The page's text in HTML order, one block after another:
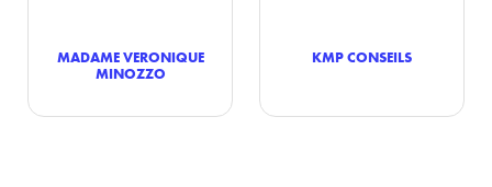
MADAME VERONIQUE
MINOZZO
KMP CONSEILS